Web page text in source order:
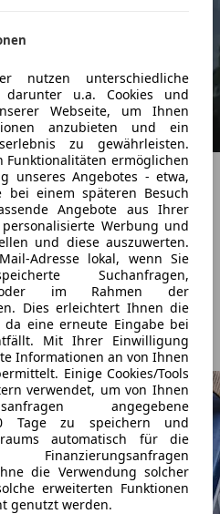
nutzen unterschiedliche
darunter u.a. Cookies und
Webseite, um Ihnen
anzubieten und ein
zu gewährleisten.
Funktionalitäten ermöglichen
unseres Angebotes - etwa,
bei einem späteren Besuch
Angebote aus Ihrer
Werbung und
und diese auszuwerten.
Adresse lokal, wenn Sie
Suchanfragen,
oder im Rahmen der
Dies erleichtert Ihnen die
eine erneute Eingabe bei
Mit Ihrer Einwilligung
Informationen an von Ihnen
Einige Cookies/Tools
verwendet, um von Ihnen
angegebene
Tage zu speichern und
automatisch für die
die Verwendung solcher
erweiterten Funktionen
genutzt werden.
geht,
Oftmals wird
lädiert, sondern
gezogen. Alles
und Prävention im
Min. Lesezeit